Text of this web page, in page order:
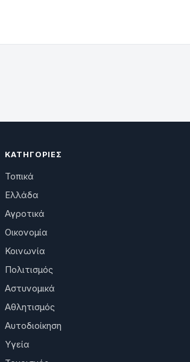
ΚΑΤΗΓΟΡΊΕΣ
Τοπικά
Ελλάδα
Αγροτικά
Οικονομία
Κοινωνία
Πολιτισμός
Αστυνομικά
Αθλητισμός
Αυτοδιοίκηση
Υγεία